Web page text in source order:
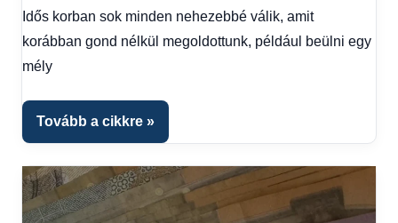
Hírek
kézből ,
Idős korban sok minden nehezebbé válik, amit
korábban gond nélkül megoldottunk, például beülni egy
mély
Tovább a cikkre